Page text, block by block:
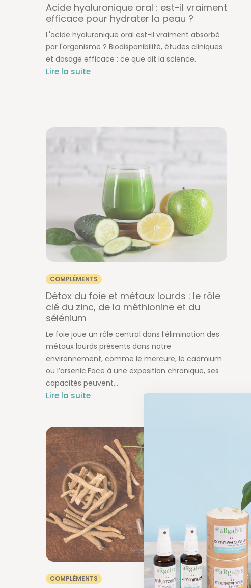
Acide hyaluronique oral : est-il vraiment
efficace pour hydrater la peau ?
L'acide hyaluronique oral est-il vraiment absorbé
par l'organisme ? Biodisponibilité, études cliniques
et dosage efficace : ce que dit la science.
Lire la suite
COMPLÉMENTS
Détox du foie et métaux lourds : le rôle
clé du zinc, de la méthionine et du
sélénium
Le foie joue un rôle central dans l’élimination des
métaux lourds présents dans notre
environnement, comme le mercure, le cadmium
ou l’arsenic.Face à une exposition chronique, ses
capacités peuvent...
Lire la suite
COMPLÉMENTS